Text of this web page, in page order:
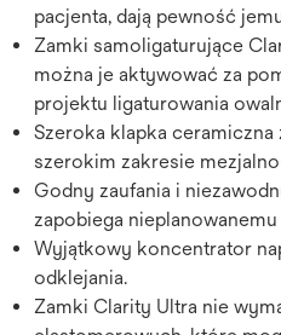
pacjenta, dają pewność
Zamki samoligaturujące
można je aktywować za
projektu ligaturowania
Szeroka klapka
szerokim zakresie
Godny zaufania i
zapobiega
Wyjątkowy koncentrator
odklejania.
Zamki Clarity Ultra nie